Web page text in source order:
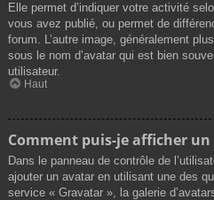
Elle permet d’indiquer votre activité
vous avez publié, ou permet de
forum. L’autre image, généralement
sous le nom d’avatar qui est bien
utilisateur.
Haut
Comment puis-je afficher un
Dans le panneau de contrôle de
ajouter un avatar en utilisant une des
service « Gravatar », la galerie